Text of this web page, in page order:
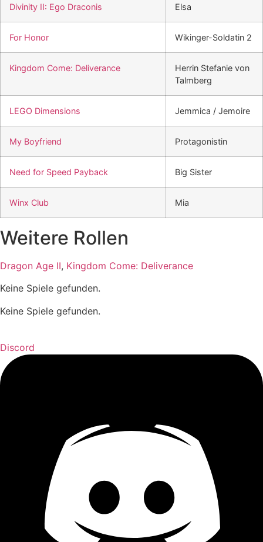
Divinity II: Ego Draconis Elsa
For Honor Wikinger-Soldatin 2
Kingdom Come: Deliverance
Herrin Stefanie von
Talmberg
LEGO Dimensions Jemmica / Jemoire
My Boyfriend Protagonistin
Need for Speed Payback Big Sister
Winx Club Mia
Weitere Rollen
Dragon Age II, Kingdom Come: Deliverance
Keine Spiele gefunden.
Keine Spiele gefunden.
Discord